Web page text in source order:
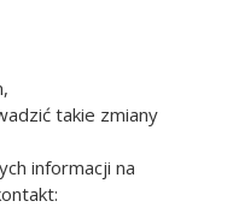
takie zmiany
informacji na